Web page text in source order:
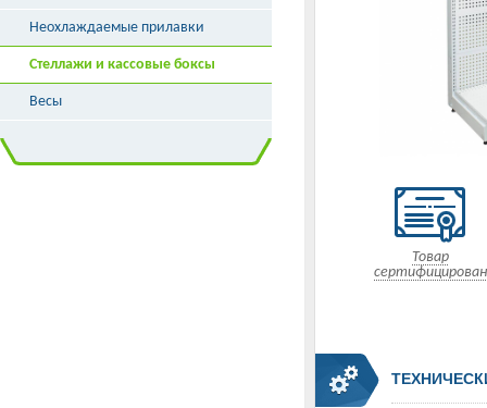
Товар
сертифицирован
Неохлаждаемые прилавки
Стеллажи и кассовые боксы
Весы